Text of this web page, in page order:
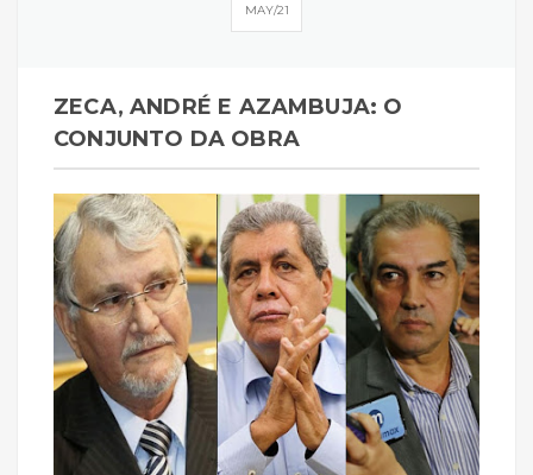
MAY 21
ZECA, ANDRÉ E AZAMBUJA: O
CONJUNTO DA OBRA